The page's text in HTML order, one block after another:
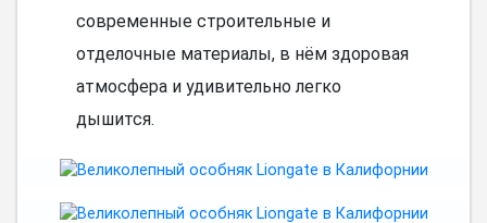
современные строительные и
отделочные материалы, в нём здоровая
атмосфера и удивительно легко
дышится.